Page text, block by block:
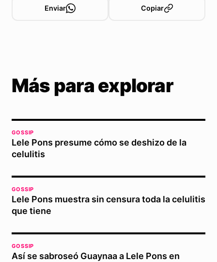
Enviar Copiar
Más para explorar
GOSSIP
Lele Pons presume cómo se deshizo de la
celulitis
GOSSIP
Lele Pons muestra sin censura toda la celulitis
que tiene
GOSSIP
Así se sabroseó Guaynaa a Lele Pons en